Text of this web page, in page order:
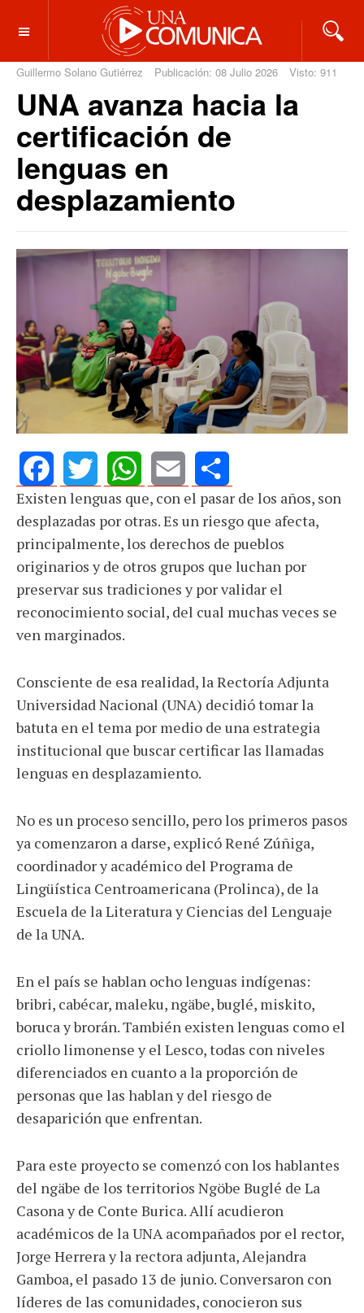
OFF CANVAS
Guillermo Solano Gutiérrez Publicación: 08 Julio 2026 Visto: 911
UNA avanza hacia la
certificación de
lenguas en
desplazamiento
FacebookTwitterWhatsApp
Email Share
Existen lenguas que, con el pasar de los años, son
desplazadas por otras. Es un riesgo que afecta,
principalmente, los derechos de pueblos
originarios y de otros grupos que luchan por
preservar sus tradiciones y por validar el
reconocimiento social, del cual muchas veces se
ven marginados.
Consciente de esa realidad, la Rectoría Adjunta
Universidad Nacional (UNA) decidió tomar la
batuta en el tema por medio de una estrategia
institucional que buscar certificar las llamadas
lenguas en desplazamiento.
No es un proceso sencillo, pero los primeros pasos
ya comenzaron a darse, explicó René Zúñiga,
coordinador y académico del Programa de
Lingüística Centroamericana (Prolinca), de la
Escuela de la Literatura y Ciencias del Lenguaje
de la UNA.
En el país se hablan ocho lenguas indígenas:
bribri, cabécar, maleku, ngäbe, buglé, miskito,
boruca y brorán. También existen lenguas como el
criollo limonense y el Lesco, todas con niveles
diferenciados en cuanto a la proporción de
personas que las hablan y del riesgo de
desaparición que enfrentan.
Para este proyecto se comenzó con los hablantes
del ngäbe de los territorios Ngöbe Buglé de La
Casona y de Conte Burica. Allí acudieron
académicos de la UNA acompañados por el rector,
Jorge Herrera y la rectora adjunta, Alejandra
Gamboa, el pasado 13 de junio. Conversaron con
líderes de las comunidades, conocieron sus